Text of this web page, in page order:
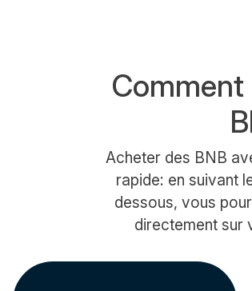
Comment
Acheter des BNB
rapide: en suivant
dessous, vous
directement sur